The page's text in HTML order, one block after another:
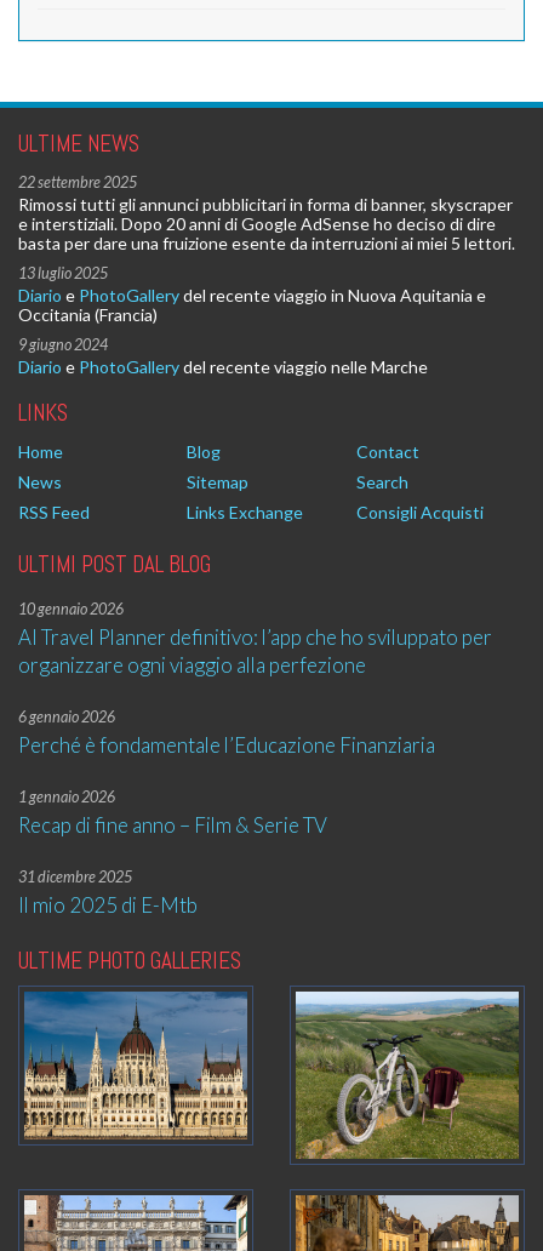
ULTIME NEWS
22 settembre 2025
Rimossi tutti gli annunci pubblicitari in forma di banner, skyscraper
e interstiziali. Dopo 20 anni di Google AdSense ho deciso di dire
basta per dare una fruizione esente da interruzioni ai miei 5 lettori.
13 luglio 2025
Diario e PhotoGallerydel recente viaggio in Nuova Aquitania e
Occitania (Francia)
9 giugno 2024
Diario e PhotoGallerydel recente viaggio nelle Marche
LINKS
Home Blog
Contact
News
Sitemap
Search
RSS Feed
Links Exchange Consigli Acquisti
ULTIMI POST DAL BLOG
10 gennaio 2026
AI Travel Planner definitivo: l’app che ho sviluppato per
organizzare ogni viaggio alla perfezione
6 gennaio 2026
Perché è fondamentale l’Educazione Finanziaria
1 gennaio 2026
Recap di fine anno – Film & Serie TV
31 dicembre 2025
Il mio 2025 di E-Mtb
ULTIME PHOTO GALLERIES